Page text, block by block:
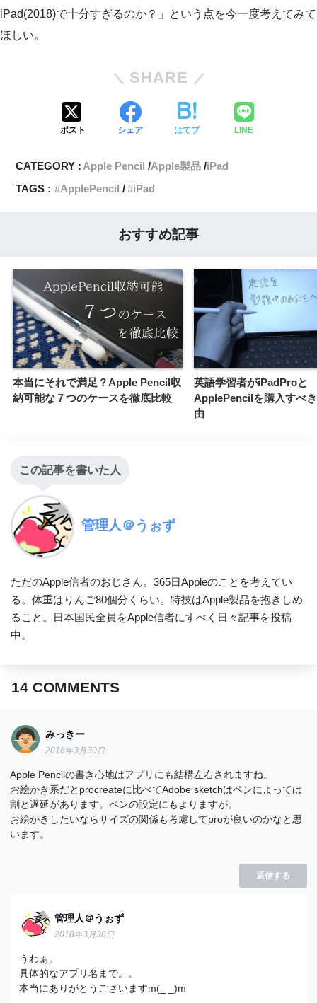
iPad(2018)で十分すぎるのか？」という点を今一度考えてみて
ほしい。
SHARE
ポスト シェア はてブ LINE
CATEGORY : Apple Pencil Apple製品 iPad
TAGS :
ApplePencil iPad
おすすめ記事
本当にそれで満足？Apple Pencil収
納可能な７つのケースを徹底比較
英語学習者がiPadProと
ApplePencilを購入すべ
由
この記事を書いた人
管理人＠うぉず
ただのApple信者のおじさん。365日Appleのことを考えてい
る。体重はりんご80個分くらい。特技はApple製品を抱きしめ
ること。日本国民全員をApple信者にすべく日々記事を投稿
中。
14COMMENTS
みっきー
2018年3月30日
Apple Pencilの書き心地はアプリにも結構左右されますね。
お絵かき系だとprocreateに比べてAdobe sketchはペンによっては
割と遅延があります。ペンの設定にもよりますが。
お絵かきしたいならサイズの関係も考慮してproが良いのかなと思
います。
返信する
管理人＠うぉず
2018年3月30日
うわぁ。
具体的なアプリ名まで。。
本当にありがとうございますm(_ _)m